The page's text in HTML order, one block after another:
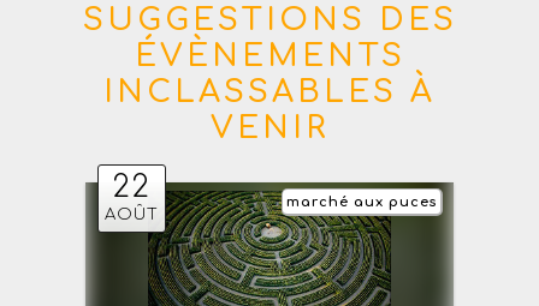
SUGGESTIONS DES
ÉVÈNEMENTS
INCLASSABLES À
VENIR
22
AOÛT
marché aux puces